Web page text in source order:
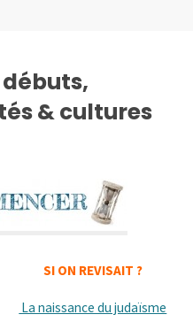
débuts,
& cultures
SI ON REVISAIT ?
La naissance du judaïsme